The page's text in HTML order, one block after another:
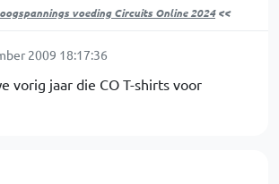
voeding Circuits Online 2024<<
2009 18:17:36
vorig jaar die CO T-shirts voor